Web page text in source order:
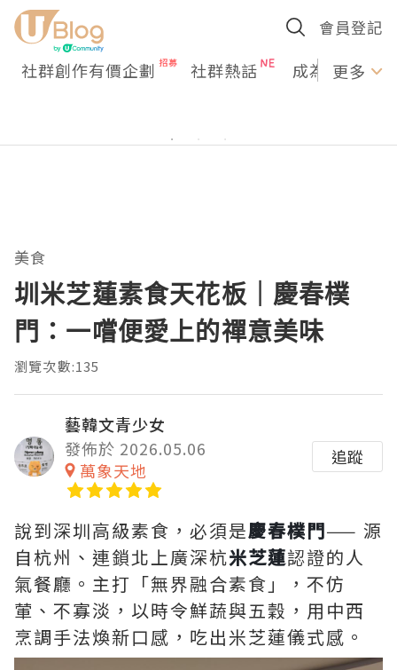
會員登記
社群創作有價企劃 社群熱話 成為U更多
美食
圳米芝蓮素食天花板｜慶春樸
門：一嚐便愛上的禪意美味
瀏覽次數:135
藝韓文青少女
發佈於 2026.05.06
萬象天地
追蹤
說到深圳高級素食，必須是慶春樸門—— 源
自杭州、連鎖北上廣深杭米芝蓮認證的人
氣餐廳。主打「無界融合素食」，不仿
葷、不寡淡，以時令鮮蔬與五穀，用中西
烹調手法煥新口感，吃出米芝蓮儀式感。